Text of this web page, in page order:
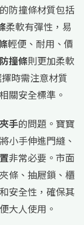
防撞條材質包括
柔軟有彈性，易
輕便、耐用、價
撞條則更加柔軟
時需注意材質
關安全標準。
手的問題。寶寶
小手伸進門縫、
非常必要。市面
條、抽屜鎖、櫃
安全性，確保其
大人使用。